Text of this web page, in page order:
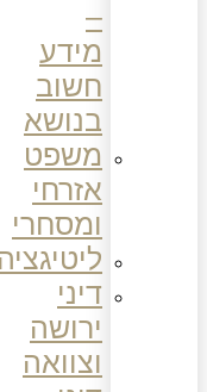
מידע
חשוב
בנושא
משפט
אזרחי
ומסחרי
ליטיגציה
דיני
ירושה
וצוואה